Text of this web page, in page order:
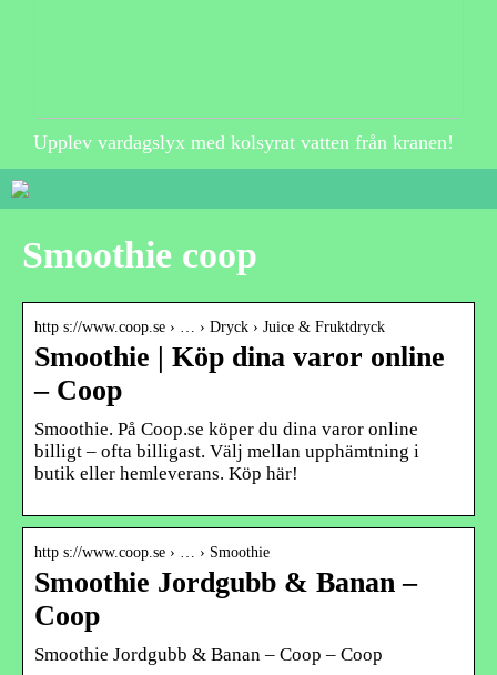
Upplev vardagslyx med kolsyrat vatten från kranen!
Smoothie coop
http s://www.coop.se › … › Dryck › Juice & Fruktdryck
Smoothie | Köp dina varor online
– Coop
Smoothie. På Coop.se köper du dina varor online
billigt – ofta billigast. Välj mellan upphämtning i
butik eller hemleverans. Köp här!
http s://www.coop.se › … › Smoothie
Smoothie Jordgubb & Banan –
Coop
Smoothie Jordgubb & Banan – Coop – Coop